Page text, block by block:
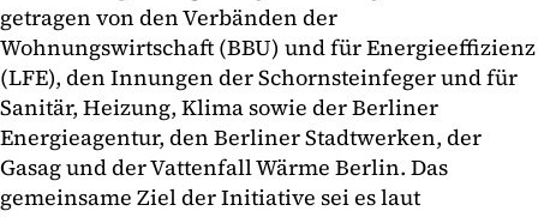
getragen von den Verbänden der
Wohnungswirtschaft (BBU) und für Energieeffizienz
(LFE), den Innungen der Schornsteinfeger und für
Sanitär, Heizung, Klima sowie der Berliner
Energieagentur, den Berliner Stadtwerken, der
Gasag und der Vattenfall Wärme Berlin. Das
gemeinsame Ziel der Initiative sei es laut